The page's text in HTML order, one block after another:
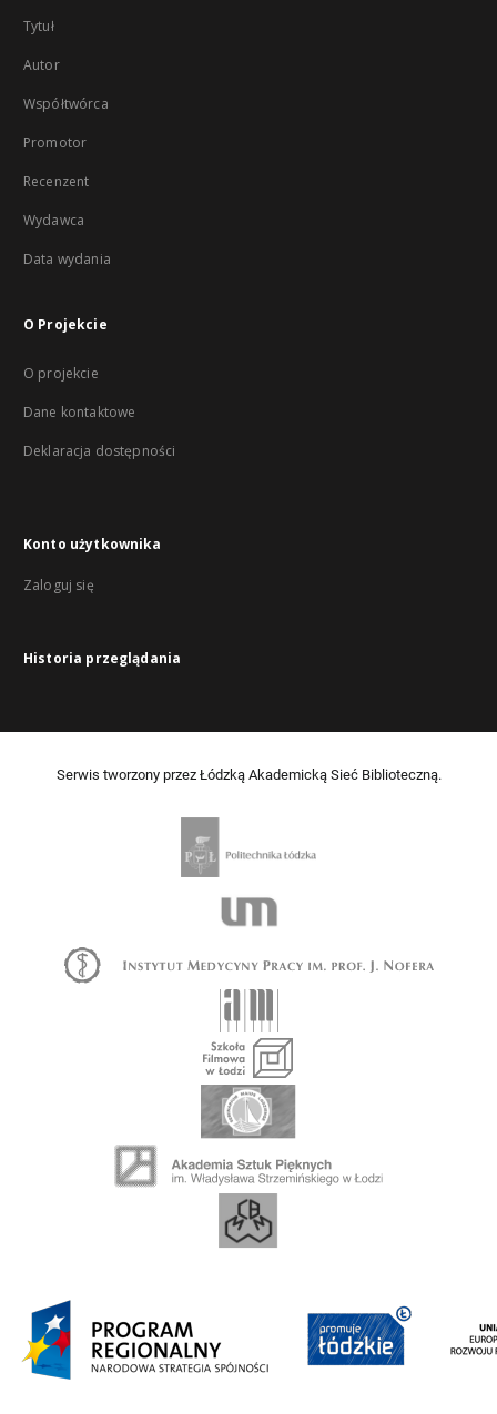
Tytuł
Autor
Współtwórca
Promotor
Recenzent
Wydawca
Data wydania
O Projekcie
O projekcie
Dane kontaktowe
Deklaracja dostępności
Konto użytkownika
Zaloguj się
Historia przeglądania
Serwis tworzony przez Łódzką Akademicką Sieć Biblioteczną.